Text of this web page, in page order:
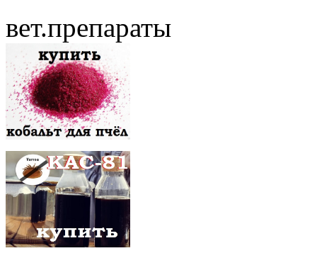
вет.препараты